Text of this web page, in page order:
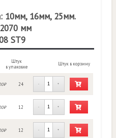
10мм, 16мм, 25мм.
мм
ST9
Штук
в упаковке
Штук в корзину
24 - +
12 - +
12 - +